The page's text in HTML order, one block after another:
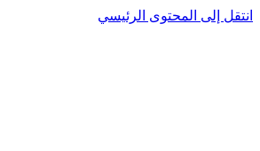
انتقل إلى المحتوى الرئيسي